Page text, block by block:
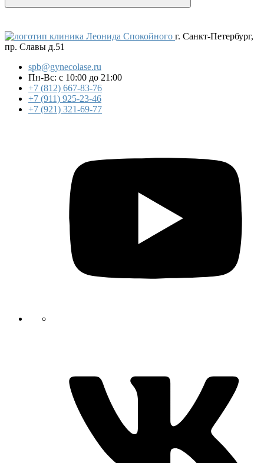
клиника Леонида Спокойного г. Санкт-Петербург,
пр. Славы д.51
spb@gynecolase.ru
Пн-Вс: с 10:00 до 21:00
+7 (812) 667-83-76
+7 (911) 925-23-46
+7 (921) 321-69-77